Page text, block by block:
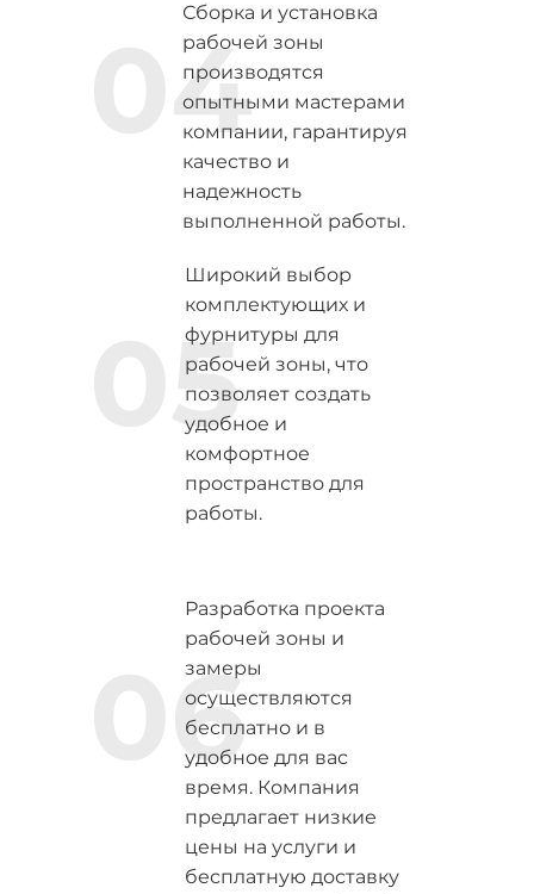
Сборка и установка
рабочей зоны
производятся
опытными мастерами
компании, гарантируя
качество и
надежность
выполненной работы.
Широкий выбор
комплектующих и
фурнитуры для
рабочей зоны, что
позволяет создать
удобное и
комфортное
пространство для
работы.
Разработка проекта
рабочей зоны и
замеры
осуществляются
бесплатно и в
удобное для вас
время. Компания
предлагает низкие
цены на услуги и
бесплатную доставку
04
05
06